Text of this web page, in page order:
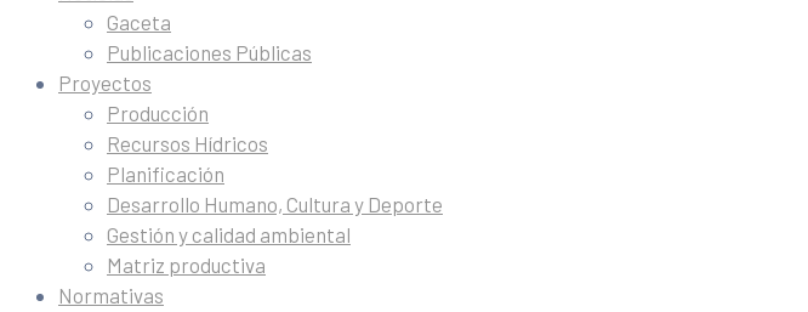
Gaceta
Publicaciones Públicas
Proyectos
Producción
Recursos Hídricos
Planificación
Desarrollo Humano, Cultura y Deporte
Gestión y calidad ambiental
Matriz productiva
Normativas